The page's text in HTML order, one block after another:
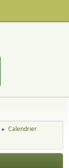
► Calendrier